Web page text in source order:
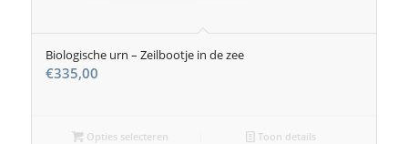
Biologische urn – Zeilbootje in de zee
€335,00
Opties selecteren Toon details